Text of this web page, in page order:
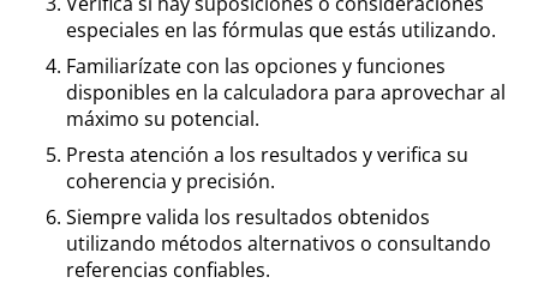
especiales en las fórmulas que estás utilizando.
Familiarízate con las opciones y funciones
disponibles en la calculadora para aprovechar al
máximo su potencial.
Presta atención a los resultados y verifica su
coherencia y precisión.
Siempre valida los resultados obtenidos
utilizando métodos alternativos o consultando
referencias confiables.